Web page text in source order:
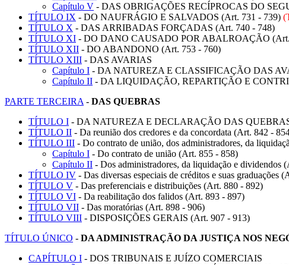
Capítulo V - DAS OBRIGAÇÕES RECÍPROCAS DO
TÍTULO IX - DO NAUFRÁGIO E SALVADOS (Art. 731 - 739)
TÍTULO X - DAS ARRIBADAS FORÇADAS (Art. 740 - 748)
TÍTULO XI - DO DANO CAUSADO POR ABALROAÇÃO
TÍTULO XII - DO ABANDONO (Art. 753 - 760)
TÍTULO XIII - DAS AVARIAS
Capítulo I - DA NATUREZA E CLASSIFICAÇÃO DAS
Capítulo II - DA LIQUIDAÇÃO, REPARTIÇÃO E
PARTE TERCEIRA - DAS QUEBRAS
TÍTULO I - DA NATUREZA E DECLARAÇÃO DAS
TÍTULO II - Da reunião dos credores e da concordata (Art. 842 -
TÍTULO III - Do contrato de união, dos administradores, da
Capítulo I - Do contrato de união (Art. 855 - 858)
Capítulo II - Dos administradores, da liquidação e dividendos
TÍTULO IV - Das diversas especiais de créditos e suas graduações
TÍTULO V - Das preferenciais e distribuições (Art. 880 - 892)
TÍTULO VI - Da reabilitação dos falidos (Art. 893 - 897)
TÍTULO VII - Das moratórias (Art. 898 - 906)
TÍTULO VIII - DISPOSIÇÕES GERAIS (Art. 907 - 913)
TÍTULO ÚNICO - DA ADMINISTRAÇÃO DA JUSTIÇA NOS
CAPÍTULO I - DOS TRIBUNAIS E JUÍZO COMERCIAIS